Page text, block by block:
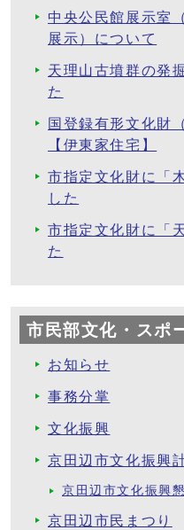
中央公民館展示室
展示）について
天理山古墳群の発
た
国登録有形文化財
【伊東家住宅】
市指定文化財に「
した
市指定文化財に「
た
市民部文化・スポ
お知らせ
事務分掌
文化振興
京田辺市文化振興
京田辺市文化振興
京田辺市民まつり